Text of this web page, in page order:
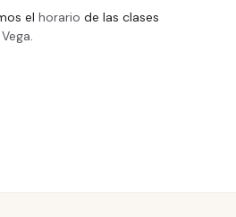
el horario de las clases
.